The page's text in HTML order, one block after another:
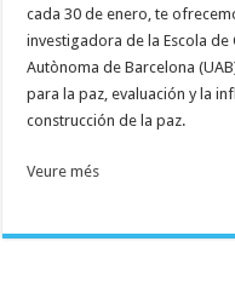
cada 30 de enero, te
investigadora de la Escola de
Autònoma de Barcelona
para la paz, evaluación y la
construcción de la paz.
Veure més